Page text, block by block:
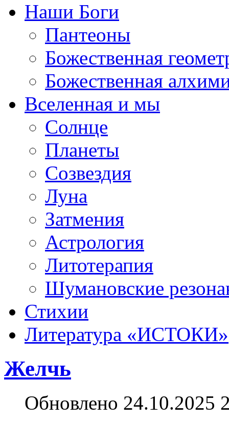
Наши Боги
Пантеоны
Божественная
Божественная
Вселенная и мы
Солнце
Планеты
Созвездия
Луна
Затмения
Астрология
Литотерапия
Шумановские
Стихии
Литература «‎ИСТОКИ»‎
Желчь
Обновлено 24.10.2025